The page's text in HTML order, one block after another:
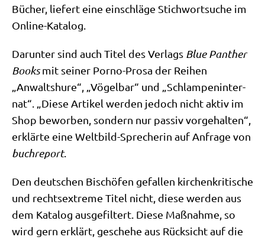
Bücher, lie­fert eine ein­schlä­ge Stich­wort­su­che im
Online-Katalog.
Dar­un­ter sind auch Titel des Ver­lags Blue Pan­ther
Booksmit sei­ner Por­no-Pro­sa der Rei­hen
„Anwalts­hu­re“, „Vögel­bar“ und „Schlam­pen­in­ter­
nat“. „Die­se Arti­kel wer­den jedoch nicht aktiv im
Shop bewor­ben, son­dern nur pas­siv vor­ge­hal­ten“,
erklär­te eine Welt­bild-Spre­che­rin auf Anfra­ge von
buch­re­port.
Den deut­schen Bischö­fen gefal­len kir­chen­kri­ti­sche
und rechts­extre­me Titel nicht, die­se wer­den aus
dem Kata­log aus­ge­fil­tert. Die­se Maß­nah­me, so
wird gern erklärt, gesche­he aus Rück­sicht auf die